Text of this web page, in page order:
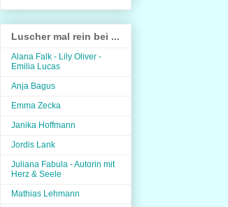
Luscher mal rein bei ...
Alana Falk - Lily Oliver -
Emilia Lucas
Anja Bagus
Emma Zecka
Janika Hoffmann
Jordis Lank
Juliana Fabula - Autorin mit
Herz & Seele
Mathias Lehmann